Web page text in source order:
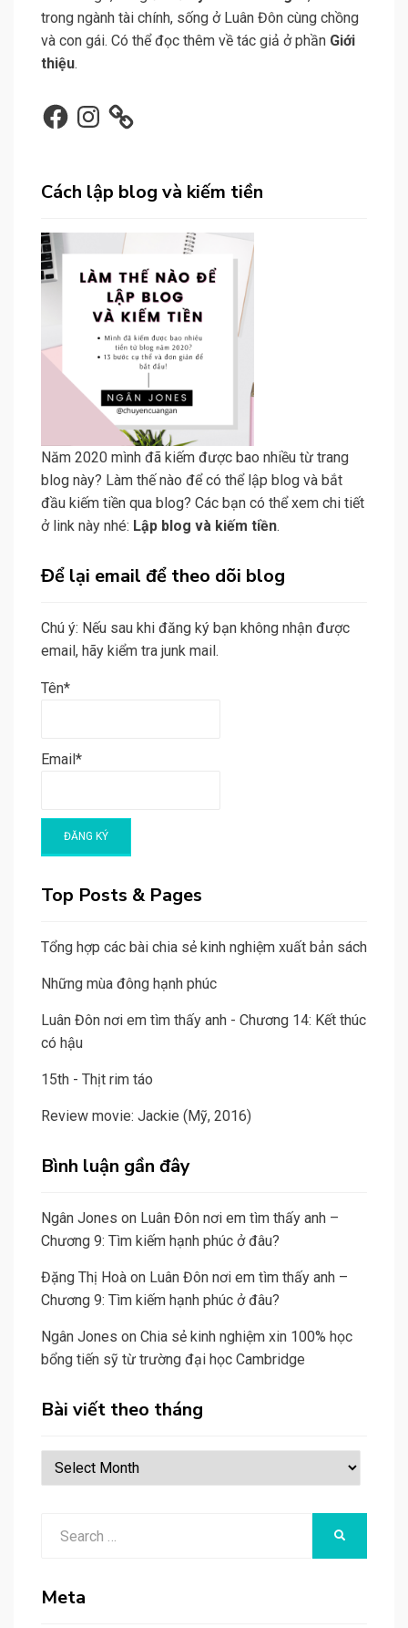
trong ngành tài chính, sống ở Luân Đôn cùng chồng
và con gái. Có thể đọc thêm về tác giả ở phần Giới
thiệu.
FacebookInstagram
Cách lập blog và kiếm tiền
Năm 2020 mình đã kiếm được bao nhiều từ trang
blog này? Làm thế nào để có thể lập blog và bắt
đầu kiếm tiền qua blog? Các bạn có thể xem chi tiết
ở link này nhé: Lập blog và kiếm tiền.
Để lại email để theo dõi blog
Chú ý: Nếu sau khi đăng ký bạn không nhận được
email, hãy kiểm tra junk mail.
Tên*
Email*
Top Posts & Pages
Tổng hợp các bài chia sẻ kinh nghiệm xuất bản sách
Những mùa đông hạnh phúc
Luân Đôn nơi em tìm thấy anh - Chương 14: Kết thúc
có hậu
15th - Thịt rim táo
Review movie: Jackie (Mỹ, 2016)
Bình luận gần đây
Ngân Jones on Luân Đôn nơi em tìm thấy anh –
Chương 9: Tìm kiếm hạnh phúc ở đâu?
Đặng Thị Hoà on Luân Đôn nơi em tìm thấy anh –
Chương 9: Tìm kiếm hạnh phúc ở đâu?
Ngân Jones on Chia sẻ kinh nghiệm xin 100% học
bổng tiến sỹ từ trường đại học Cambridge
Bài viết theo tháng
Bài
viết
tháng
Meta